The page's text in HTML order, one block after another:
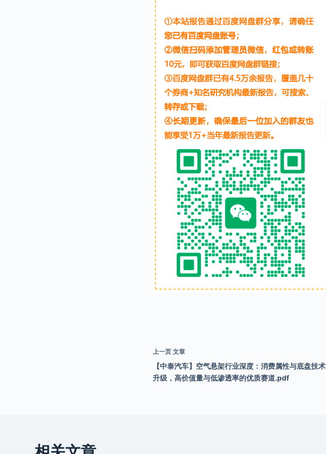
上一页 文章
【中泰汽车】空气悬架行业深度：消费属性与底盘技术
升级，高价值量与低渗透率的优质赛道.pdf